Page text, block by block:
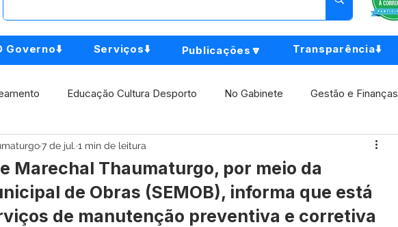
Governo⬇️ Serviços⬇️ Publicações🔽 Transparência⬇️
Educação Cultura Desporto No Gabinete Gestão e Finanças
Social Comunidade Meio Ambiente
Institucional e Governo Políticas Públicas Aniversário do Município
Marechal Thaumaturgo, por meio da
de Obras (SEMOB), informa que está
de manutenção preventiva e corretiva
7 de jul. 1 min de leitura